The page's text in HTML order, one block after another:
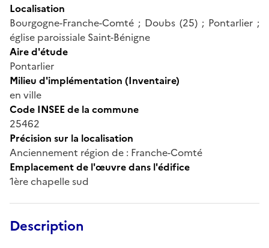
Localisation
Bourgogne-Franche-Comté ; Doubs (25) ; Pontarlier ;
église paroissiale Saint-Bénigne
Aire d'étude
Pontarlier
Milieu d'implémentation (Inventaire)
en ville
Code INSEE de la commune
25462
Précision sur la localisation
Anciennement région de : Franche-Comté
Emplacement de l'œuvre dans l'édifice
1ère chapelle sud
Description